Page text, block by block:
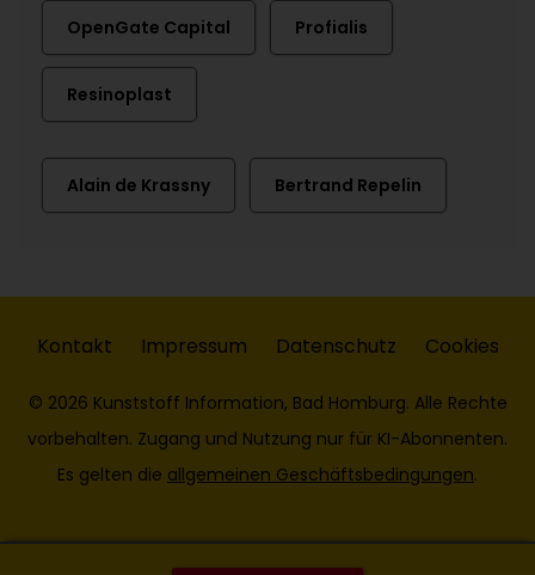
OpenGate Capital Profialis
Resinoplast
Alain de Krassny Bertrand Repelin
Kontakt Impressum Datenschutz Cookies
© 2026 Kunststoff Information, Bad Homburg. Alle Rechte
vorbehalten. Zugang und Nutzung nur für KI-Abonnenten.
Es gelten die allgemeinen Geschäftsbedingungen.